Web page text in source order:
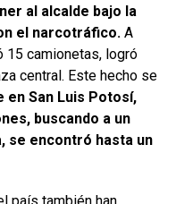
al alcalde bajo la
el narcotráfico. A
15 camionetas, logró
central. Este hecho se
en San Luis Potosí,
buscando a un
se encontró hasta un